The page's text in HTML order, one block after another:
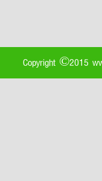
Copyright ©2015